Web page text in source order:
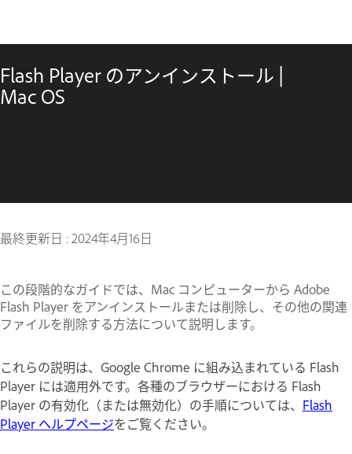
Flash Player のアンインストール |
Mac OS
最終更新日 :2024年4月16日
この段階的なガイドでは、Mac コンピューターから Adobe
Flash Player をアンインストールまたは削除し、その他の関連
ファイルを削除する方法について説明します。
これらの説明は、Google Chrome に組み込まれている Flash
Player には適用外です。各種のブラウザーにおける Flash
Player の有効化（または無効化）の手順については、 Flash
Player ヘルプページをご覧ください。